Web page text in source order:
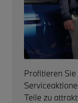
Profitieren
Teile zu